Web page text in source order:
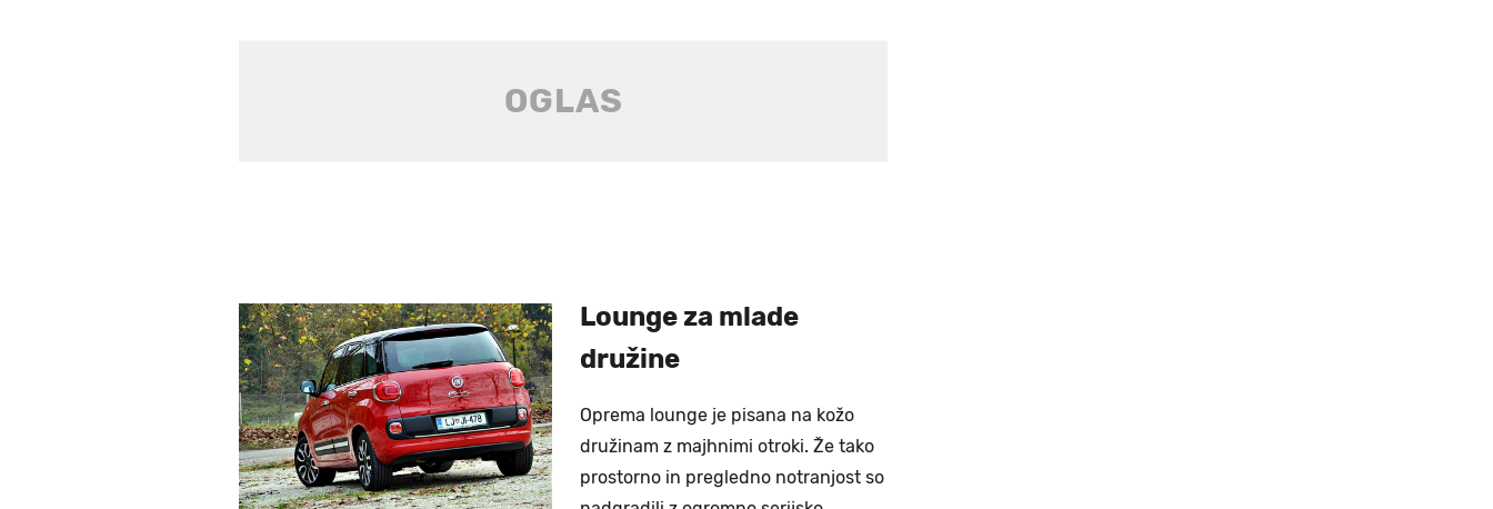
Lounge za mlade
družine
Oprema lounge je pisana na kožo
družinam z majhnimi otroki. Že tako
prostorno in pregledno notranjost so